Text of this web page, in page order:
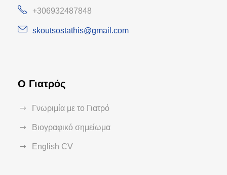
+306932487848
skoutsostathis@gmail.com
Ο Γιατρός
Γνωριμία με το Γιατρό
Βιογραφικό σημείωμα
English CV